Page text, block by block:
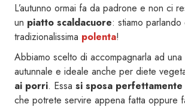
L’autunno ormai fa da padrone e non ci
un piatto scaldacuore: stiamo parlando
tradizionalissima polenta!
Abbiamo scelto di accompagnarla ad
autunnale e ideale anche per diete
ai porri. Essa si sposa
che potrete servire appena fatta oppure